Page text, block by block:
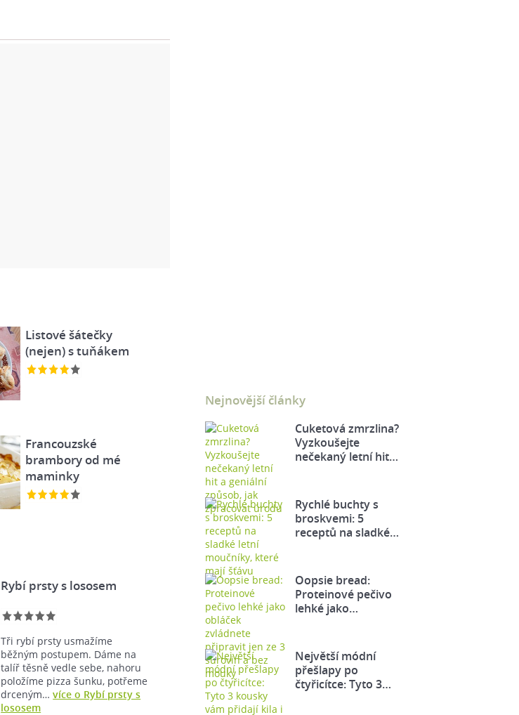
Listové šátečky
(nejen) s tuňákem
Francouzské
brambory od mé
maminky
Rybí prsty s lososem
Tři rybí prsty usmažíme
běžným postupem. Dáme na
talíř těsně vedle sebe, nahoru
položíme pizza šunku, potřeme
drceným…více o Rybí prsty s
lososem
Nejnovější články
Cuketová zmrzlina?
Vyzkoušejte
nečekaný letní hit…
Rychlé buchty s
broskvemi: 5
receptů na sladké…
Oopsie bread:
Proteinové pečivo
lehké jako…
Největší módní
přešlapy po
čtyřicítce: Tyto 3…